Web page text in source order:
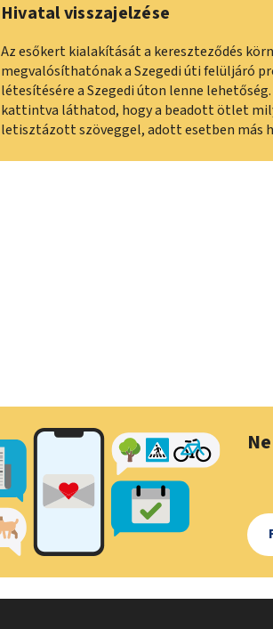
Hivatal visszajelzése
Az esőkert kialakítását a kereszteződés
megvalósíthatónak a Szegedi úti felüljáró
létesítésére a Szegedi úton lenne
kattintva láthatod, hogy a beadott ötlet
letisztázott szöveggel, adott esetben más